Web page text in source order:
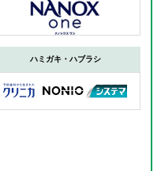
ハミガキ・ハブラシ